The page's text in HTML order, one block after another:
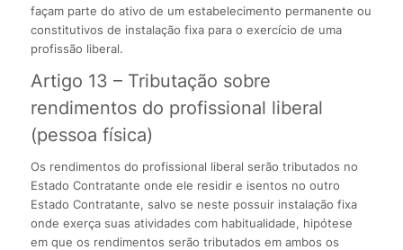
façam parte do ativo de um estabelecimento permanente ou
constitutivos de instalação fixa para o exercício de uma
profissão liberal.
Artigo 13 – Tributação sobre
rendimentos do profissional liberal
(pessoa física)
Os rendimentos do profissional liberal serão tributados no
Estado Contratante onde ele residir e isentos no outro
Estado Contratante, salvo se neste possuir instalação fixa
onde exerça suas atividades com habitualidade, hipótese
em que os rendimentos serão tributados em ambos os